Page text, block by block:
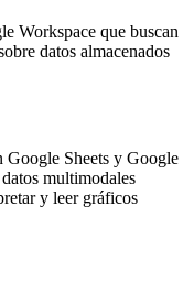
Workspace que buscan
datos almacenados
Google Sheets y Google
multimodales
y leer gráficos